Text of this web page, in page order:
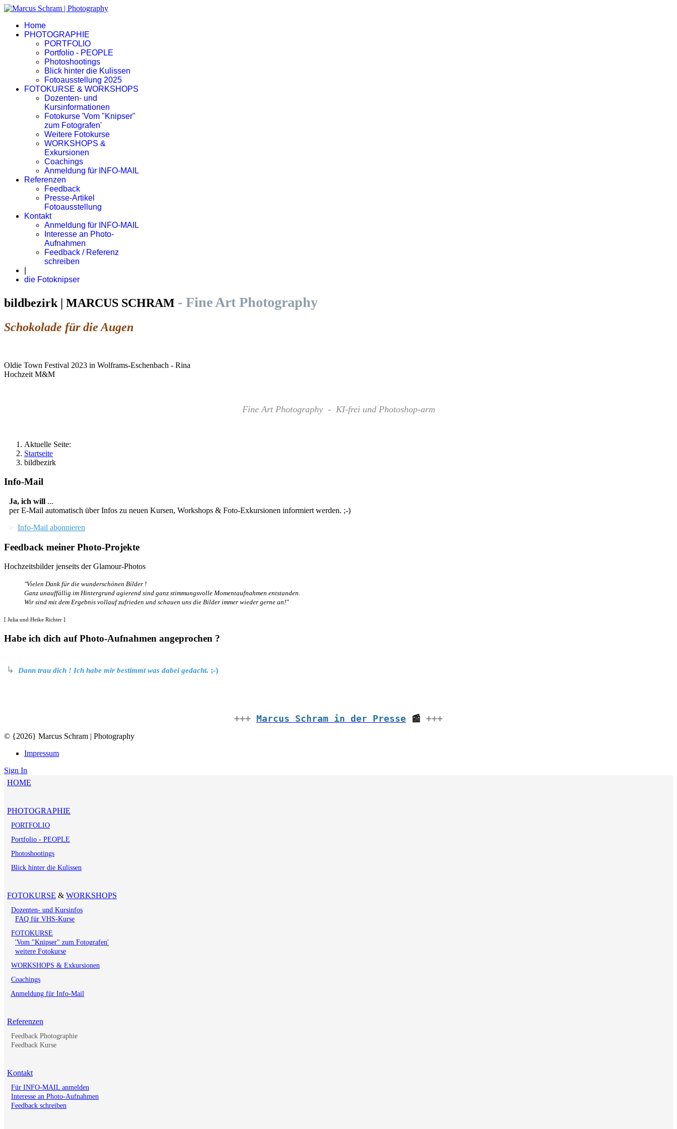
Home
PHOTOGRAPHIE
PORTFOLIO
Portfolio - PEOPLE
Photoshootings
Blick hinter die Kulissen
Fotoausstellung 2025
FOTOKURSE & WORKSHOPS
Dozenten- und
Kursinformationen
Fotokurse 'Vom "Knipser"
zum Fotografen'
Weitere Fotokurse
WORKSHOPS &
Exkursionen
Coachings
Anmeldung für INFO-MAIL
Referenzen
Feedback
Presse-Artikel
Fotoausstellung
Kontakt
Anmeldung für INFO-MAIL
Interesse an Photo-
Aufnahmen
Feedback / Referenz
schreiben
die Fotoknipser
bildbezirk | MARCUS SCHRAM - Fine Art Photography
Schokolade für die Augen
Oldie Town Festival 2023 in Wolframs-Eschenbach - Rina
Hochzeit M&M
Fine Art Photography - KI-frei und Photoshop-arm
Aktuelle Seite:
Startseite
bildbezirk
Info-Mail
Ja, ich will ...
per E-Mail automatisch über Infos zu neuen Kursen, Workshops & Foto-Exkursionen informiert werden. ;-)
> Info-Mail abonnieren
Feedback meiner Photo-Projekte
Hochzeitsbilder jenseits der Glamour-Photos
"Vielen Dank für die wunderschönen Bilder !
Ganz unauffällig im Hintergrund agierend sind ganz stimmungsvolle Momentaufnahmen entstanden.
Wir sind mit dem Ergebnis vollauf zufrieden und schauen uns die Bilder immer wieder gerne an!"
[ Julia und Heike Richter ]
Habe ich dich auf Photo-Aufnahmen angeprochen ?
↳ Dann trau dich ! Ich habe mir bestimmt was dabei gedacht. ;-)
+++ Marcus Schram in der Presse 📰 +++
© {2026} Marcus Schram | Photography
Impressum
Sign In
HOME
PHOTOGRAPHIE
PORTFOLIO
Portfolio - PEOPLE
Photoshootings
Blick hinter die Kulissen
FOTOKURSE & WORKSHOPS
Dozenten- und Kursinfos
FAQ für VHS-Kurse
FOTOKURSE
'Vom "Knipser" zum Fotografen'
weitere Fotokurse
WORKSHOPS & Exkursionen
Coachings
Anmeldung für Info-Mail
Referenzen
Feedback Photographie
Feedback Kurse
Kontakt
Für INFO-MAIL anmelden
Interesse an Photo-Aufnahmen
Feedback schreiben